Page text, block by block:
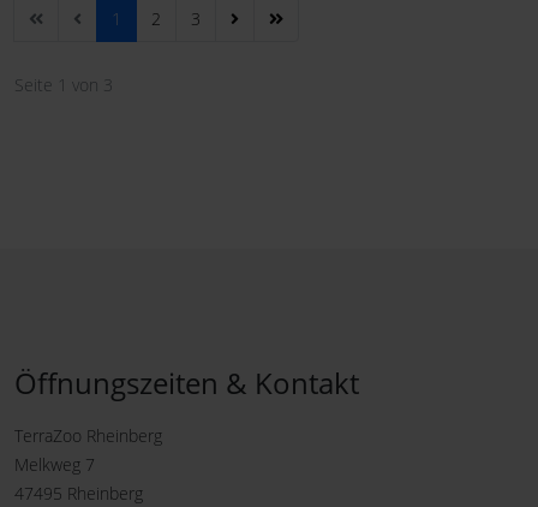
1 2 3
Seite 1 von 3
Öffnungszeiten & Kontakt
TerraZoo Rheinberg
Melkweg 7
47495 Rheinberg